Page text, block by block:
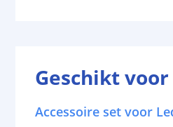
Geschikt voor
Accessoire set voor